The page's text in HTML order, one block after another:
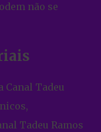
não se
Canal Tadeu
Tadeu Ramos